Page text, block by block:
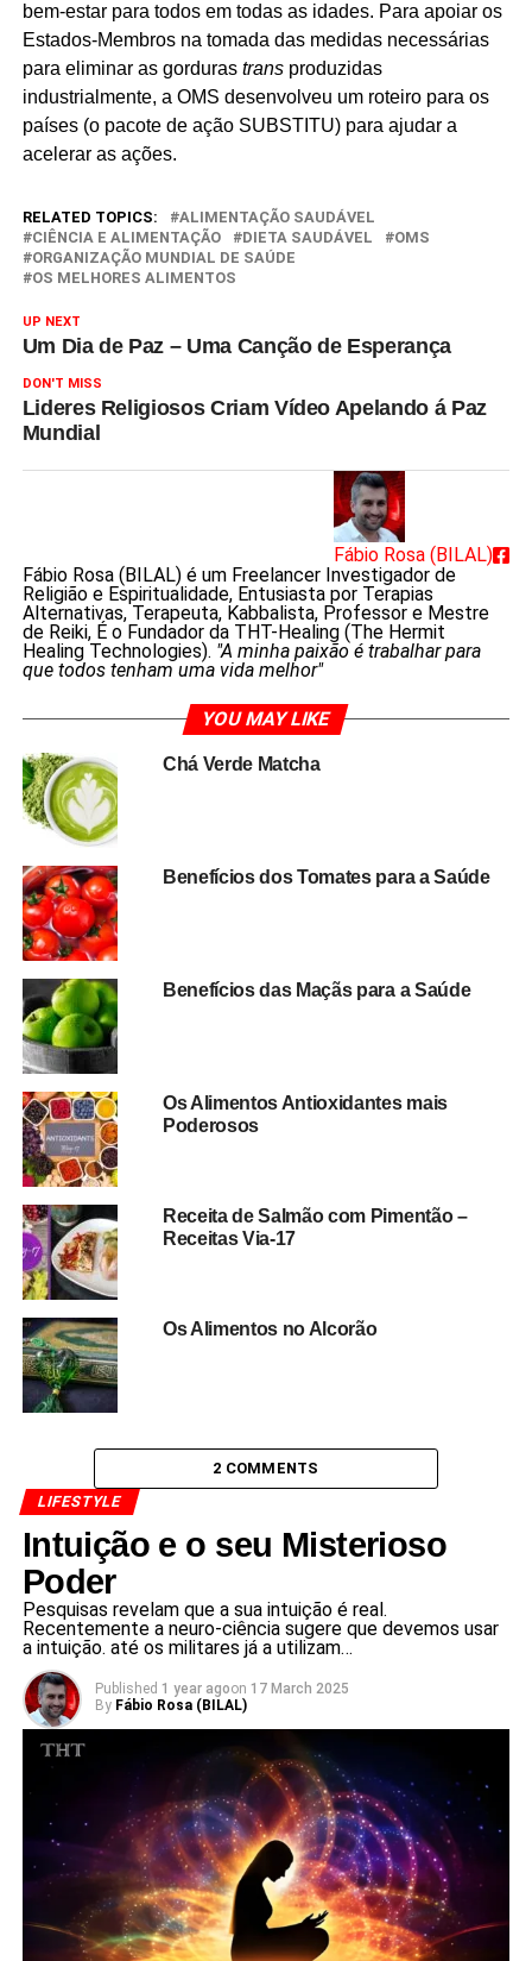
bem-estar para todos em todas as idades. Para apoiar os
Estados-Membros na tomada das medidas necessárias
para eliminar as gorduras transproduzidas
industrialmente, a OMS desenvolveu um roteiro para os
países (o pacote de ação SUBSTITU) para ajudar a
acelerar as ações.
RELATED TOPICS:
ALIMENTAÇÃO SAUDÁVEL
CIÊNCIA E ALIMENTAÇÃO
DIETA SAUDÁVEL
OMS
ORGANIZAÇÃO MUNDIAL DE SAÚDE
OS MELHORES ALIMENTOS
UP NEXT
Um Dia de Paz – Uma Canção de Esperança
DON'T MISS
Lideres Religiosos Criam Vídeo Apelando á Paz
Mundial
Fábio Rosa (BILAL)
Fábio Rosa (BILAL) é um Freelancer Investigador de
Religião e Espiritualidade, Entusiasta por Terapias
Alternativas, Terapeuta, Kabbalista, Professor e Mestre
de Reiki, É o Fundador da THT-Healing (The Hermit
Healing Technologies). "A minha paixão é trabalhar para
que todos tenham uma vida melhor"
YOU MAY LIKE
Chá Verde Matcha
Benefícios dos Tomates para a Saúde
Benefícios das Maçãs para a Saúde
Os Alimentos Antioxidantes mais
Poderosos
Receita de Salmão com Pimentão –
Receitas Via-17
Os Alimentos no Alcorão
2 COMMENTS
LIFESTYLE
Intuição e o seu Misterioso
Poder
Pesquisas revelam que a sua intuição é real.
Recentemente a neuro-ciência sugere que devemos usar
a intuição. até os militares já a utilizam…
Published 1 year agoon 17 March 2025
By Fábio Rosa (BILAL)